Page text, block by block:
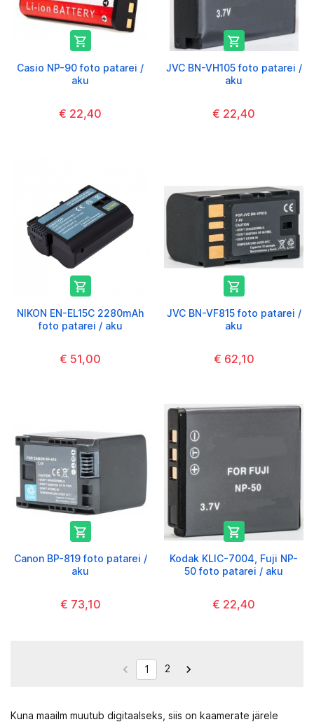

Casio NP-90 foto patarei /
aku
€ 22,40

JVC BN-VH105 foto patarei /
aku
€ 22,40

NIKON EN-EL15C 2280mAh
foto patarei / aku
€ 51,00

JVC BN-VF815 foto patarei /
aku
€ 62,10

Canon BP-819 foto patarei /
aku
€ 73,10

Kodak KLIC-7004, Fuji NP-
50 foto patarei / aku
€ 22,40
 1 2 
Kuna maailm muutub digitaalseks, siis on kaamerate järele